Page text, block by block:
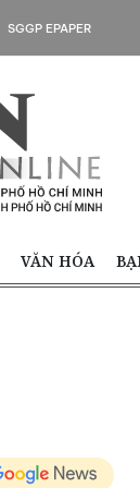
SGGP EPAPER
VĂN HÓA